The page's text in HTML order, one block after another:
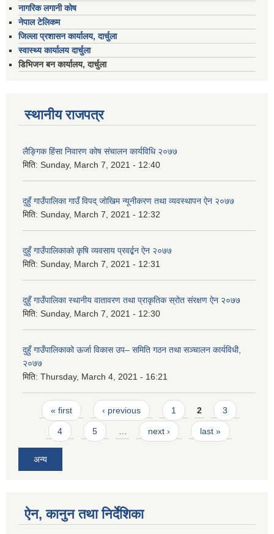
नागरिक लगानी कोष
नेपाल टेलिकम
जिल्ला प्रशासन कार्यालय, दार्चुला
स्वास्थ्य कार्यालय दार्चुला
डिभिजन बन कार्यालय, दार्चुला
स्थानीय राजपत्र
लैङ्गिक हिंसा निवारण कोष संचालन कार्यविधि २०७७
मिति: Sunday, March 7, 2021 - 12:40
दुहुँ गाउँपालिका गाउँ विपद् जोखिम न्यूनीकरण तथा व्यवस्थापन ऐन २०७७
मिति: Sunday, March 7, 2021 - 12:32
दुहुँ गाउँपालिकाको कृषि व्यवसाय प्रवर्द्बन ऐन २०७७
मिति: Sunday, March 7, 2021 - 12:31
दुहुँ गाउँपालिका स्थानीय वातावरण तथा प्राकृतिक स्रोत संरक्षण ऐन २०७७
मिति: Sunday, March 7, 2021 - 12:30
दुहुँ गाउँपालिकाको ऊर्जा विकास उप– समिति गठन तथा सञ्चालन कार्यविधी,
२०७७
मिति: Thursday, March 4, 2021 - 16:21
Pages
« first ‹ previous 1 2 3
4 5 next › last »
अन्य
ऐन, कानुन तथा निर्देशिका